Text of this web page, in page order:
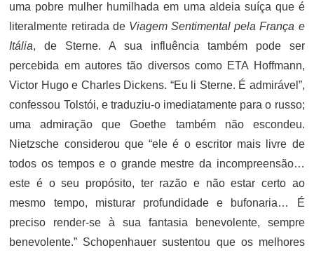
uma pobre mulher humilhada em uma aldeia suíça que é
literalmente retirada de Viagem Sentimental pela França e
Itália, de Sterne. A sua influência também pode ser
percebida em autores tão diversos como ETA Hoffmann,
Victor Hugo e Charles Dickens. “Eu li Sterne. É admirável”,
confessou Tolstói, e traduziu-o imediatamente para o russo;
uma admiração que Goethe também não escondeu.
Nietzsche considerou que “ele é o escritor mais livre de
todos os tempos e o grande mestre da incompreensão…
este é o seu propósito, ter razão e não estar certo ao
mesmo tempo, misturar profundidade e bufonaria… É
preciso render-se à sua fantasia benevolente, sempre
benevolente.” Schopenhauer sustentou que os melhores